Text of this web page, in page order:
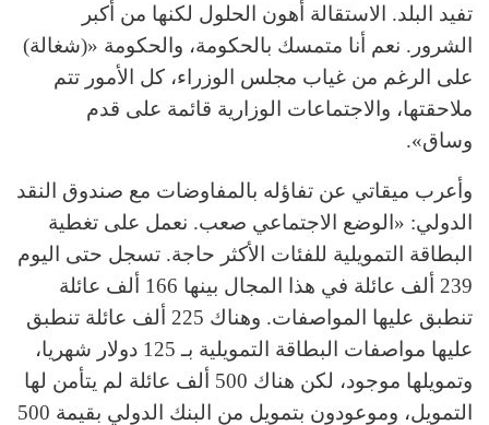
تفيد البلد. الاستقالة أهون الحلول لكنها من أكبر
الشرور. نعم أنا متمسك بالحكومة، والحكومة «(شغالة)
على الرغم من غياب مجلس الوزراء، كل الأمور تتم
ملاحقتها، والاجتماعات الوزارية قائمة على قدم
وساق».
وأعرب ميقاتي عن تفاؤله بالمفاوضات مع صندوق النقد
الدولي: «الوضع الاجتماعي صعب. نعمل على تغطية
البطاقة التمويلية للفئات الأكثر حاجة. تسجل حتى اليوم
239 ألف عائلة في هذا المجال بينها 166 ألف عائلة
تنطبق عليها المواصفات. وهناك 225 ألف عائلة تنطبق
عليها مواصفات البطاقة التمويلية بـ 125 دولار شهريا،
وتمويلها موجود، لكن هناك 500 ألف عائلة لم يتأمن لها
التمويل، وموعودون بتمويل من البنك الدولي بقيمة 500